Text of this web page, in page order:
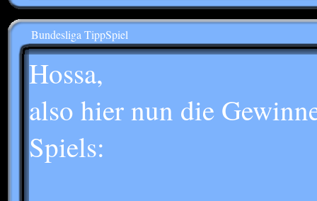
Bundesliga TippSpiel
Hossa,
also hier nun die
Spiels: